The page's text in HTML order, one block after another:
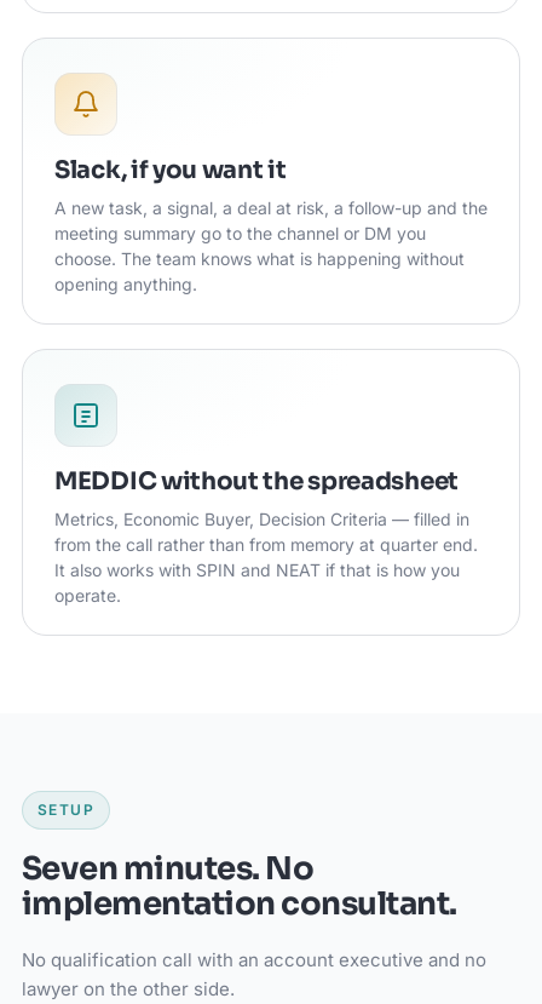
Slack, if you want it
A new task, a signal, a deal at risk, a follow-up and the
meeting summary go to the channel or DM you
choose. The team knows what is happening without
opening anything.
MEDDIC without the spreadsheet
Metrics, Economic Buyer, Decision Criteria — filled in
from the call rather than from memory at quarter end.
It also works with SPIN and NEAT if that is how you
operate.
SETUP
Seven minutes. No
implementation consultant.
No qualification call with an account executive and no
lawyer on the other side.